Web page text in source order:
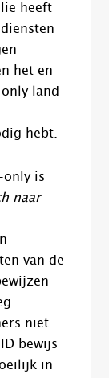
heeft
het en
land
hebt.
only is
naar
van de
niet
bewijs
in